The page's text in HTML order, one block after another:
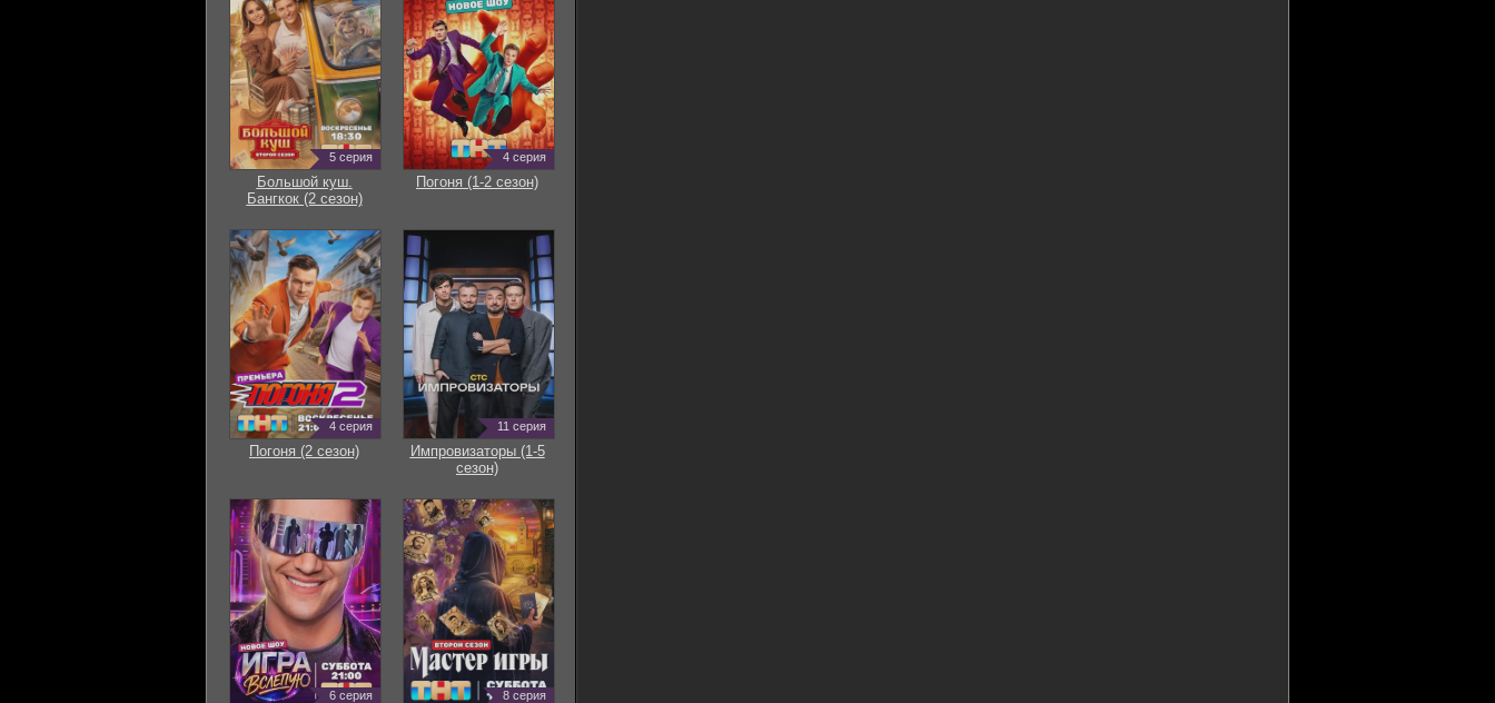
5 серия
Большой куш.
Бангкок (2 сезон)
4 серия
Погоня (1-2 сезон)
4 серия
Погоня (2 сезон)
11 серия
Импровизаторы (1-5
сезон)
6 серия 8 серия